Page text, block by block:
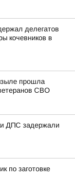
делегатов
кочевников в
прошла
СВО
ДПС задержали
по заготовке